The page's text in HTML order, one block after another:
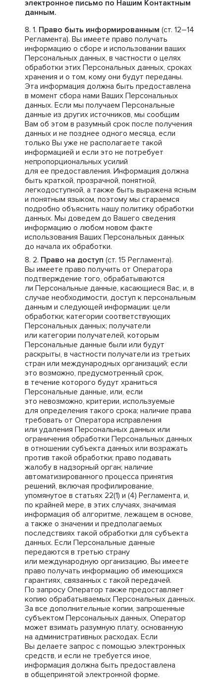
электронное письмо по Нашим Контактным
данным.
Право быть информированным (ст. 12–14
Регламента). Вы имеете право получать
информацию о сборе и использовании ваших
Персональных данных, в частности о целях
обработки этих Персональных данных, сроках
хранения и о том, кому они будут переданы.
Эта информация должна быть предоставлена
в момент сбора нами Ваших Персональных
данных. Если мы получаем Персональные
данные из других источников, мы сообщим
Вам об этом в разумный срок после получения
данных и не позднее одного месяца, если
только Вы уже не располагаете такой
информацией и если это не потребует
непропорциональных усилий
для ее предоставления. Информация должна
быть краткой, прозрачной, понятной,
легкодоступной, а также быть выражена ясным
и понятным языком, поэтому мы стараемся
подробно объяснить нашу политику обработки
данных. Мы доведем до Вашего сведения
информацию о любом новом факте
использования Ваших Персональных данных
до начала их обработки.
Право на доступ (ст. 15 Регламента).
Вы имеете право получить от Оператора
подтверждение того, обрабатываются
ли Персональные данные, касающиеся Вас, и, в
случае необходимости, доступ к персональным
данным и следующей информации: цели
обработки; категории соответствующих
Персональных данных; получатели
или категории получателей, которым
Персональные данные были или будут
раскрыты, в частности получатели из третьих
стран или международных организаций; если
это возможно, предусмотренный срок,
в течение которого будут храниться
Персональные данные, или, если
это невозможно, критерии, используемые
для определения такого срока; наличие права
требовать от Оператора исправления
или удаления Персональных данных или
ограничения обработки Персональных данных
в отношении субъекта данных или возражать
против такой обработки; право подавать
жалобу в надзорный орган; наличие
автоматизированного процесса принятия
решений, включая профилирование,
упомянутое в статьях 22(1) и (4) Регламента, и,
по крайней мере, в этих случаях, значимая
информация об алгоритме, лежащем в основе,
а также о значении и предполагаемых
последствиях такой обработки для субъекта
данных. Если Персональные данные
передаются в третью страну
или международную организацию, Вы имеете
право получать информацию об имеющихся
гарантиях, связанных с такой передачей.
По запросу Оператор также предоставляет
копию обрабатываемых Персональных данных.
За все дополнительные копии, запрошенные
субъектом Персональных данных, Оператор
может взимать разумную плату, основанную
на административных расходах. Если
Вы делаете запрос с помощью электронных
средств, и если не требуется иное,
информация должна быть предоставлена
в общепринятой электронной форме.